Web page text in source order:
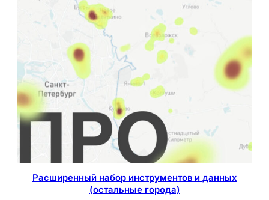
Расширенный набор инструментов и данных
(остальные города)